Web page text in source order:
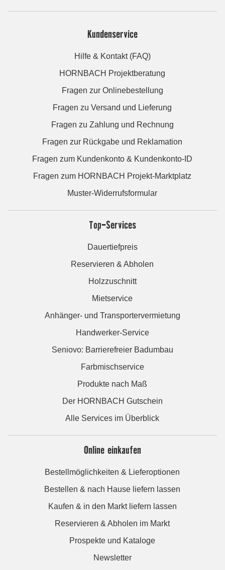
Kundenservice
Hilfe & Kontakt (FAQ)
HORNBACH Projektberatung
Fragen zur Onlinebestellung
Fragen zu Versand und Lieferung
Fragen zu Zahlung und Rechnung
Fragen zur Rückgabe und Reklamation
Fragen zum Kundenkonto & Kundenkonto-ID
Fragen zum HORNBACH Projekt-Marktplatz
Muster-Widerrufsformular
Top-Services
Dauertiefpreis
Reservieren & Abholen
Holzzuschnitt
Mietservice
Anhänger- und Transportervermietung
Handwerker-Service
Seniovo: Barrierefreier Badumbau
Farbmischservice
Produkte nach Maß
Der HORNBACH Gutschein
Alle Services im Überblick
Online einkaufen
Bestellmöglichkeiten & Lieferoptionen
Bestellen & nach Hause liefern lassen
Kaufen & in den Markt liefern lassen
Reservieren & Abholen im Markt
Prospekte und Kataloge
Newsletter